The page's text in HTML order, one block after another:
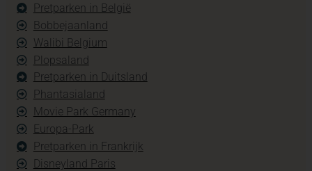
Pretparken in België
Bobbejaanland
Walibi Belgium
Plopsaland
Pretparken in Duitsland
Phantasialand
Movie Park Germany
Europa-Park
Pretparken in Frankrijk
Disneyland Paris